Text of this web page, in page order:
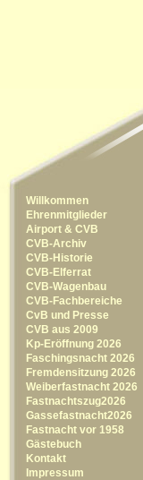
Willkommen
Ehrenmitglieder
Airport & CVB
CVB-Archiv
CVB-Historie
CVB-Elferrat
CVB-Wagenbau
CVB-Fachbereiche
CvB und Presse
CVB aus 2009
Kp-Eröffnung 2026
Faschingsnacht 2026
Fremdensitzung 2026
Weiberfastnacht 2026
Fastnachtszug2026
Gassefastnacht2026
Fastnacht vor 1958
Gästebuch
Kontakt
Impressum